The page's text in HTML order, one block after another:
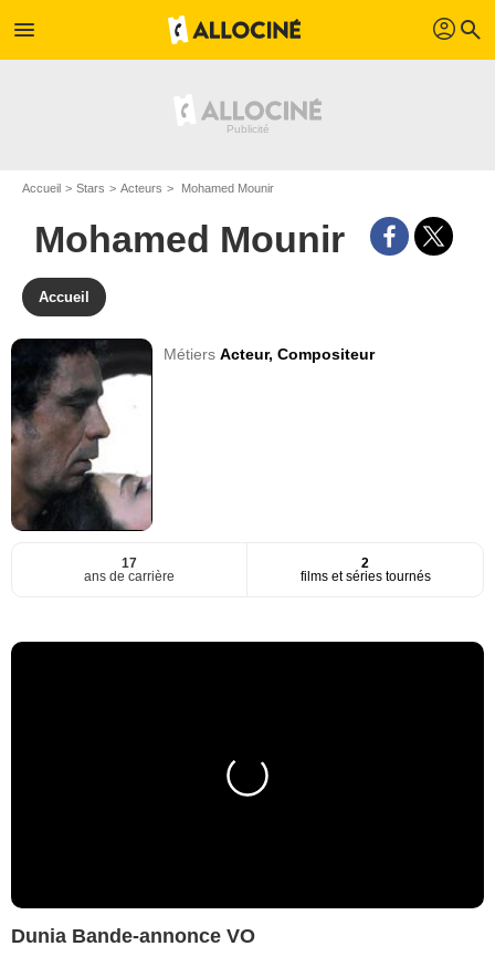
menu profil search
Accueil Stars Acteurs Mohamed Mounir
Mohamed Mounir
Accueil
MétiersActeur,Compositeur
17
ans de carrière
2
films et séries tournés
Dunia Bande-annonce VO